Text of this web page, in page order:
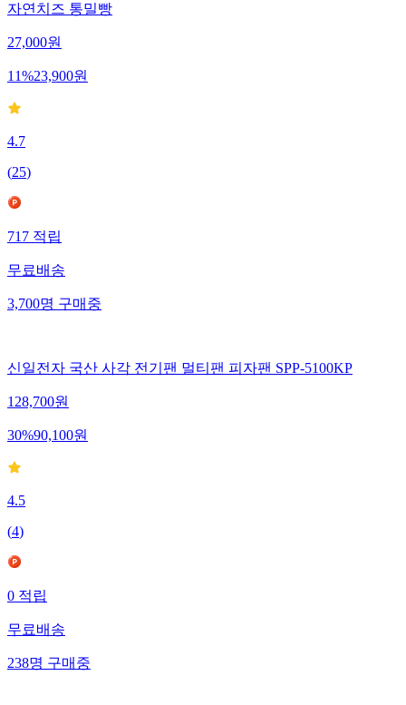
자연치즈 통밀빵
27,000원
11%23,900원
4.7
(25)
717 적립
무료배송
3,700명 구매중
신일전자 국산 사각 전기팬 멀티팬 피자팬 SPP-5100KP
128,700원
30%90,100원
4.5
(4)
0 적립
무료배송
238명 구매중